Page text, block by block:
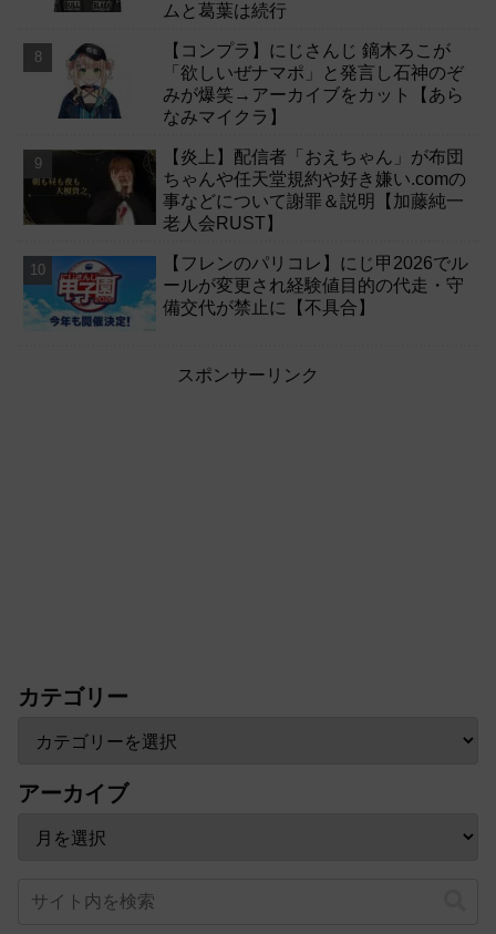
ムと葛葉は続行
【コンプラ】にじさんじ 鏑木ろこが
「欲しいぜナマポ」と発言し石神のぞ
みが爆笑→アーカイブをカット【あら
なみマイクラ】
【炎上】配信者「おえちゃん」が布団
ちゃんや任天堂規約や好き嫌い.comの
事などについて謝罪＆説明【加藤純一
老人会RUST】
【フレンのパリコレ】にじ甲2026でル
ールが変更され経験値目的の代走・守
備交代が禁止に【不具合】
スポンサーリンク
カテゴリー
アーカイブ